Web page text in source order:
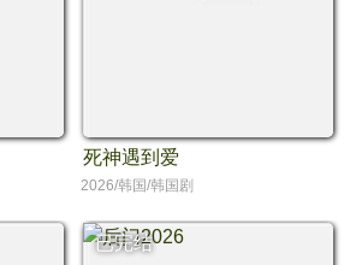
死神遇到爱
2026/韩国/韩国剧
已完结